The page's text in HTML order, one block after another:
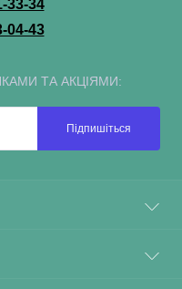
33-34
04-43
ТА АКЦІЯМИ:
Підпишіться